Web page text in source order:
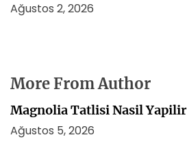
Ağustos 2, 2026
More From Author
Magnolia Tatlisi Nasil Yapilir
Ağustos 5, 2026